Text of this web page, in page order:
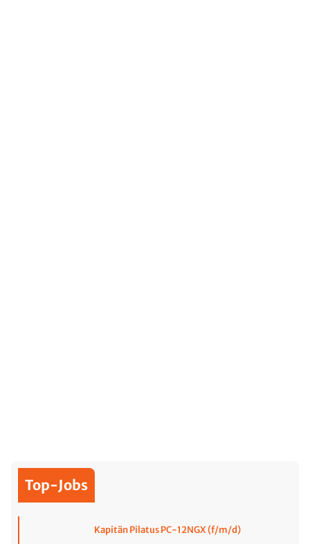
Top-Jobs
Kapitän Pilatus PC-12NGX (f/m/d)